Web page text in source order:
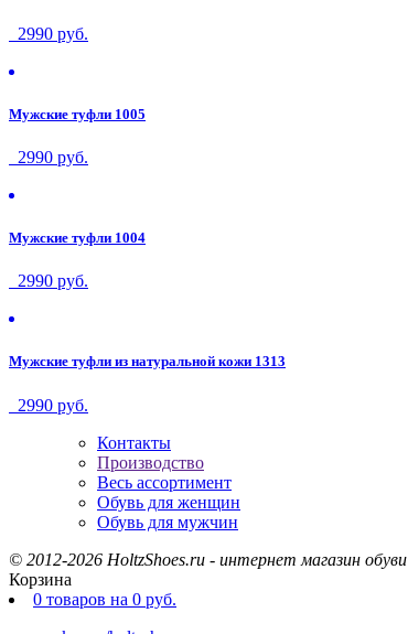
2990 руб.
Мужские туфли 1005
2990 руб.
Мужские туфли 1004
2990 руб.
Мужские туфли из натуральной кожи 1313
2990 руб.
Контакты
Производство
Весь ассортимент
Обувь для женщин
Обувь для мужчин
© 2012-2026 HoltzShoes.ru - интернет магазин обуви
Корзина
0 товаров на 0 руб.